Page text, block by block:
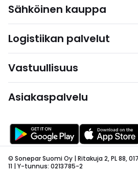
Sähköinen kauppa
Logistiikan palvelut
Vastuullisuus
Asiakaspalvelu
© Sonepar Suomi Oy | Ritakuja 2, PL 88,
11 | Y-tunnus: 0213785-2